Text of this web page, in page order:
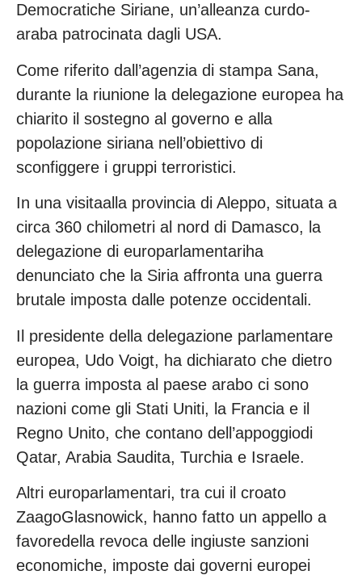
Democratiche Siriane, un’alleanza curdo-
araba patrocinata dagli USA.
Come riferito dall’agenzia di stampa Sana,
durante la riunione la delegazione europea ha
chiarito il sostegno al governo e alla
popolazione siriana nell’obiettivo di
sconfiggere i gruppi terroristici.
In una visitaalla provincia di Aleppo, situata a
circa 360 chilometri al nord di Damasco, la
delegazione di europarlamentariha
denunciato che la Siria affronta una guerra
brutale imposta dalle potenze occidentali.
Il presidente della delegazione parlamentare
europea, Udo Voigt, ha dichiarato che dietro
la guerra imposta al paese arabo ci sono
nazioni come gli Stati Uniti, la Francia e il
Regno Unito, che contano dell’appoggiodi
Qatar, Arabia Saudita, Turchia e Israele.
Altri europarlamentari, tra cui il croato
ZaagoGlasnowick, hanno fatto un appello a
favoredella revoca delle ingiuste sanzioni
economiche, imposte dai governi europei